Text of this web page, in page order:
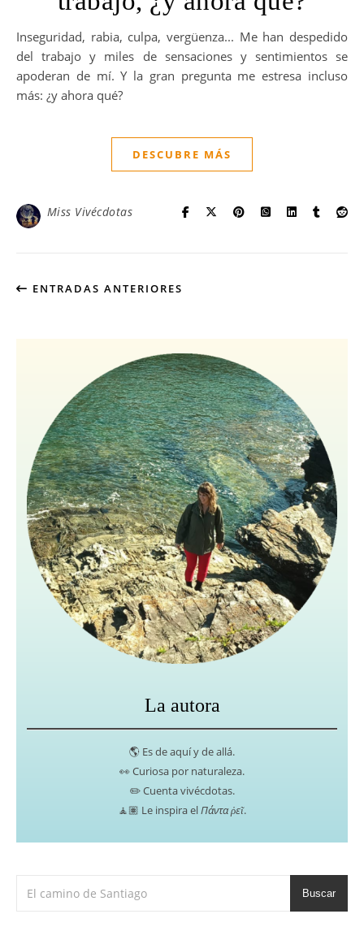
Inseguridad, rabia, culpa, vergüenza... Me han despedido
del trabajo y miles de sensaciones y sentimientos se
apoderan de mí. Y la gran pregunta me estresa incluso
más: ¿y ahora qué?
DESCUBRE MÁS
Miss Vivécdotas
ENTRADAS ANTERIORES
La autora
🌎 Es de aquí y de allá.
👀 Curiosa por naturaleza.
✏️ Cuenta vivécdotas.
🧘🏽 Le inspira elΠάντα ῥεῖ.
Buscar